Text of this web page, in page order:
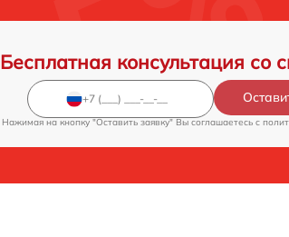
Бесплатная консультация со
Нажимая на кнопку "Оставить заявку" Вы соглашаетесь c